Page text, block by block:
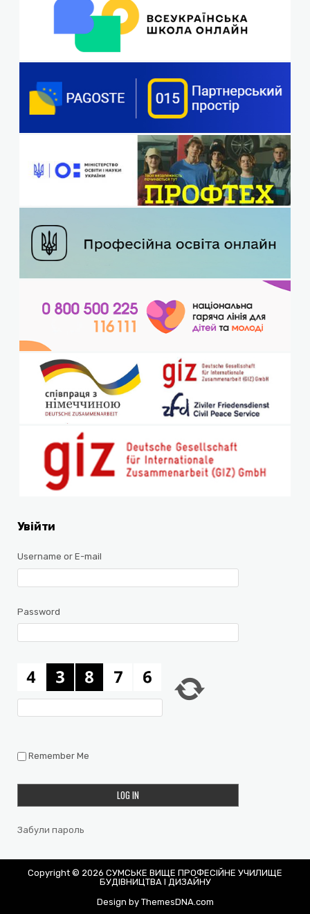
Увійти
Username or E-mail
Password
Remember Me
Забули пароль
Copyright © 2026 СУМСЬКЕ ВИЩЕ ПРОФЕСІЙНЕ УЧИЛИЩЕ
БУДІВНИЦТВА І ДИЗАЙНУ
Design by ThemesDNA.com